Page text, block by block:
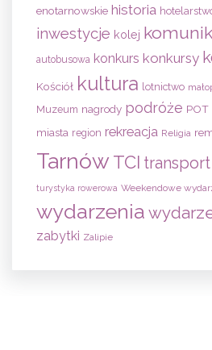
enotarnowskie historia
inwestycje kolej
autobusowa konkurs konkursy
Kościół kultura lotnictwo
Muzeum nagrody podróże POT
miasta region rekreacja Religia
Tarnów TCI transport
turystyka rowerowa Weekendowe
wydarzenia
zabytki Zalipie